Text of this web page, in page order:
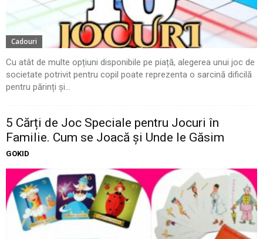
Cadouri
Cu atât de multe opțiuni disponibile pe piață, alegerea unui joc de
societate potrivit pentru copil poate reprezenta o sarcină dificilă
pentru părinți și...
5 Cărți de Joc Speciale pentru Jocuri în
Familie. Cum se Joacă și Unde le Găsim
GOKID